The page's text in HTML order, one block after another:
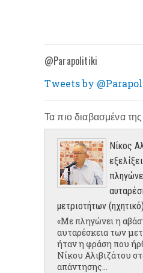
@Parapolitiki
Tweets by
Τα πιο διαβασμένα
Νίκος
μετριοτήτων (ηχητικό)
«Με πληγώνει η
αυταρέσκεια των
ήταν η φράση που
Νίκου Αλιβιζάτου
απάντησης...